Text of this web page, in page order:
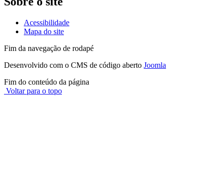
Acessibilidade
Mapa do site
Fim da navegação de rodapé
Desenvolvido com o CMS de código aberto Joomla
Fim do conteúdo da página
Voltar para o topo